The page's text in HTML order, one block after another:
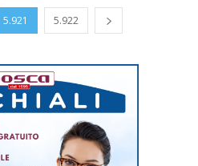
5.921 5.922